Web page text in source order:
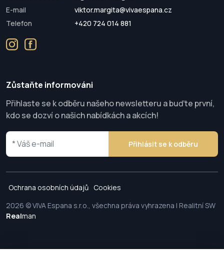
E-mail
viktor.margita@vivaespana.cz
Telefon
+420 724 014 881
Zůstaňte informováni
Přihlaste se k odběru našeho newsletteru a buďte první,
kdo se dozví o našich nabídkách a akcích!
Přihlásit se k odběru
Ochrana osobních údajů Cookies
2026 © VIVA Espana s.r.o., všechna práva vyhrazena | Realitní SW
Realman